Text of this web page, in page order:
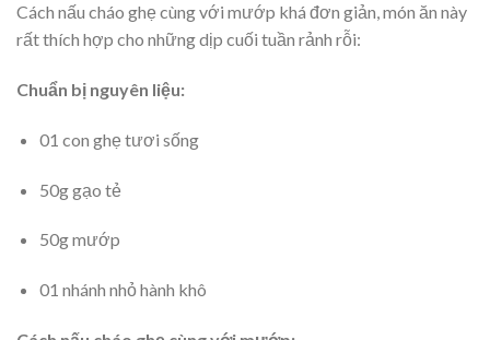
Cách nấu cháo ghẹ cùng với mướp khá đơn giản, món ăn này
rất thích hợp cho những dịp cuối tuần rảnh rỗi:
Chuẩn bị nguyên liệu:
01 con ghẹ tươi sống
50g gạo tẻ
50g mướp
01 nhánh nhỏ hành khô